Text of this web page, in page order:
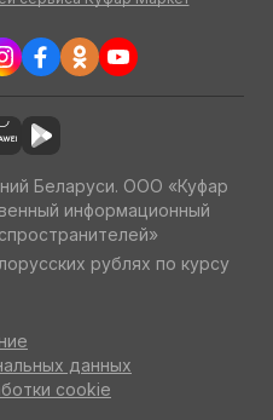
Беларуси. ООО «Куфар
информационный
рублях по курсу
данных
cookie